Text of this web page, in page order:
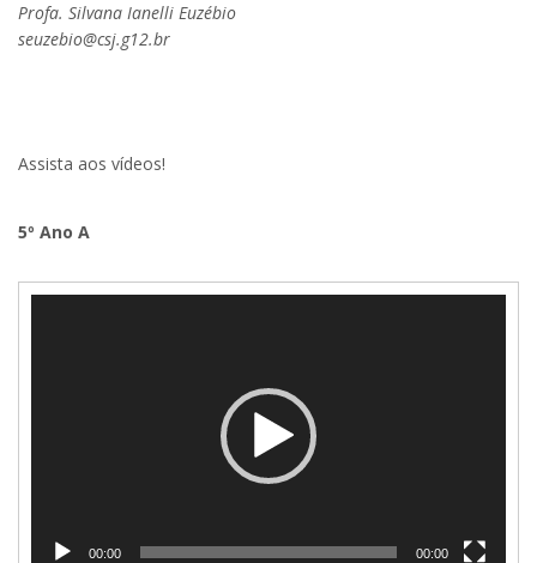
Profa. Silvana Ianelli Euzébio
seuzebio@csj.g12.br
Assista aos vídeos!
5º Ano A
00:00 00:00